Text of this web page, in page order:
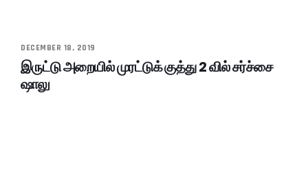
DECEMBER 18, 2019
இருட்டு அறையில் முரட்டுக் குத்து 2 வில் சர்ச்சை
ஷாலு